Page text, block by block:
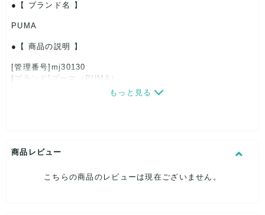
【 ブランド名 】
PUMA
【 商品の説明 】
[管理番号]mj30130
[ブランド]プーマ（PUMA）
表記サイズ：M
着丈：約68cm
裄丈：約81cm
もっと見る
商品レビュー
こちらの商品のレビューは現在ございません。